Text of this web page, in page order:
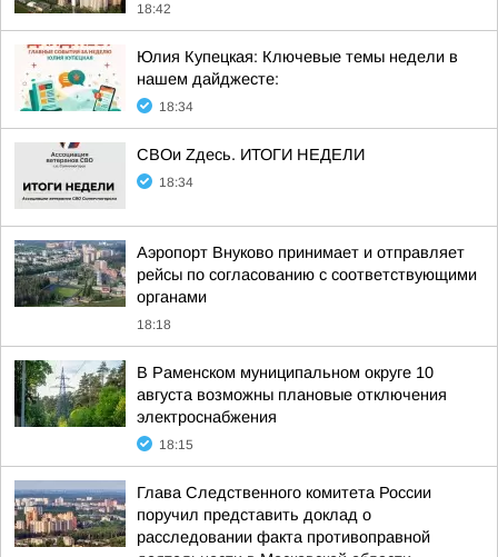
18:42
Юлия Купецкая: Ключевые темы недели в
нашем дайджесте:
18:34
СВОи Zдесь. ИТОГИ НЕДЕЛИ
18:34
Аэропорт Внуково принимает и отправляет
рейсы по согласованию с соответствующими
органами
18:18
В Раменском муниципальном округе 10
августа возможны плановые отключения
электроснабжения
18:15
Глава Следственного комитета России
поручил представить доклад о
расследовании факта противоправной